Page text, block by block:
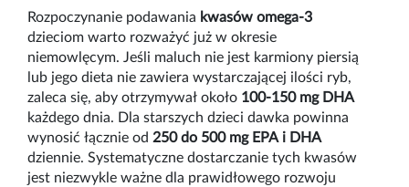
Rozpoczynanie podawania kwasów omega-3
dzieciom warto rozważyć już w okresie
niemowlęcym. Jeśli maluch nie jest karmiony piersią
lub jego dieta nie zawiera wystarczającej ilości ryb,
zaleca się, aby otrzymywał około 100-150 mg DHA
każdego dnia. Dla starszych dzieci dawka powinna
wynosić łącznie od 250 do 500 mg EPA i DHA
dziennie. Systematyczne dostarczanie tych kwasów
jest niezwykle ważne dla prawidłowego rozwoju